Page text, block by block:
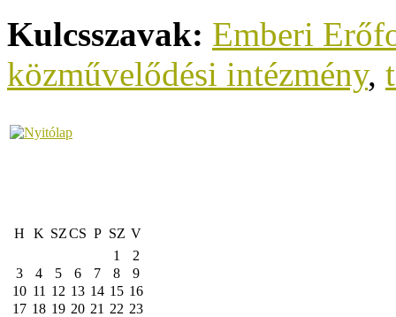
Kulcsszavak: Emberi
közművelődési intézmény,
H K SZCS P SZ V
1
2
3
4 5 6 7 8
9
10 11 12 13 14 15 16
17 18 19 20 21 22 23